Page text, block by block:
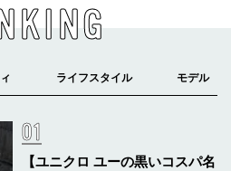
【ユニクロ ユーの黒いコスパ名